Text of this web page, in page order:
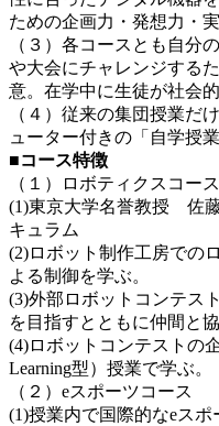
ための企画力・発想力・
（３）各コースとも自分
や大会にチャレンジする
意。在学中に生徒が社会
（４）従来の集団授業だ
ューター付きの「自学授
■コース特徴
（１）ロボティクスコース
(1)東京大学名誉教授 佐
キュラム
(2)ロボット制作工房での
よる制御を学ぶ。
(3)外部ロボットコンテス
を目指すとともに仲間と
(4)ロボットコンテストの
Learning型）授業で学ぶ。
（２）eスポーツコース
(1)授業内で国際的なeス